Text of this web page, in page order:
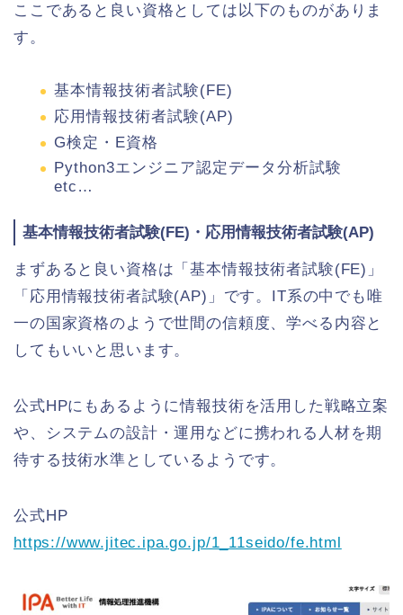
ここであると良い資格としては以下のものがありま
す。
基本情報技術者試験(FE)
応用情報技術者試験(AP)
G検定・E資格
Python3エンジニア認定データ分析試験
etc…
基本情報技術者試験(FE)・応用情報技術者試験(AP)
まずあると良い資格は「基本情報技術者試験(FE)」
「応用情報技術者試験(AP)」です。IT系の中でも唯
一の国家資格のようで世間の信頼度、学べる内容と
してもいいと思います。
公式HPにもあるように情報技術を活用した戦略立案
や、システムの設計・運用などに携われる人材を期
待する技術水準としているようです。
公式HP
https://www.jitec.ipa.go.jp/1_11seido/fe.html